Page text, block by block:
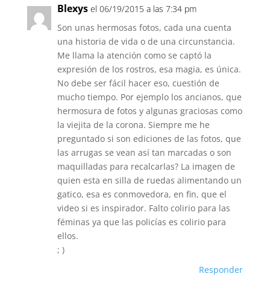
Blexys el 06/19/2015 a las 7:34 pm
Son unas hermosas fotos, cada una cuenta
una historia de vida o de una circunstancia.
Me llama la atención como se captó la
expresión de los rostros, esa magia, es única.
No debe ser fácil hacer eso, cuestión de
mucho tiempo. Por ejemplo los ancianos, que
hermosura de fotos y algunas graciosas como
la viejita de la corona. Siempre me he
preguntado si son ediciones de las fotos, que
las arrugas se vean así tan marcadas o son
maquilladas para recalcarlas? La imagen de
quien esta en silla de ruedas alimentando un
gatico, esa es conmovedora, en fin, que el
video si es inspirador. Falto colirio para las
féminas ya que las policías es colirio para
ellos.
; )
Responder